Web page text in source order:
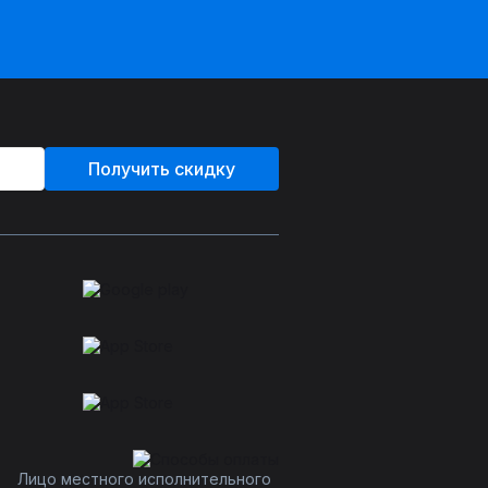
Получить скидку
Лицо местного исполнительного